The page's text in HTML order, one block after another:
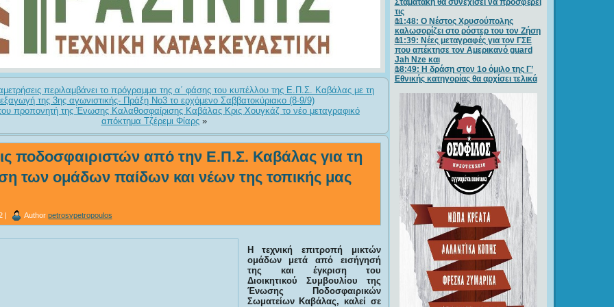
περιλαμβάνει το πρόγραμμα της α΄ φάσης του κυπέλλου της Ε.Π.Σ. Καβάλας με τη
της 3ης αγωνιστικής- Πράξη Νο3 το ερχόμενο Σαββατοκύριακο (8-9/9)
προπονητή της Ένωσης Καλαθοσφαίρισης Καβάλας Κρις Χουγκάζ το νέο μεταγραφικό
απόκτημα Τζέρεμι Φίαρς»
ποδοσφαιριστών από την Ε.Π.Σ. Καβάλας για τη
των ομάδων παίδων και νέων της τοπικής μας
| Author petrosvpetropoulos
Η τεχνική επιτροπή μικτών
ομάδων μετά από εισήγησή
της και έγκριση του
Διοικητικού Συμβουλίου της
Ένωσης Ποδοσφαιρικών
Σωματείων Καβάλας, καλεί σε
Σταματάκη θα συνεχίσει να προσφέρει
τις
11:48: Ο Νέστος Χρυσούπολης
καλωσορίζει στο ρόστερ του τον Ζήση
11:39: Νέες μεταγραφές για τον ΓΣE
που απέκτησε τον Αμερικανό guard
Jah Nze και
18:49: Η δράση στον 1ο όμιλο της Γ’
Εθνικής κατηγορίας θα αρχίσει τελικά